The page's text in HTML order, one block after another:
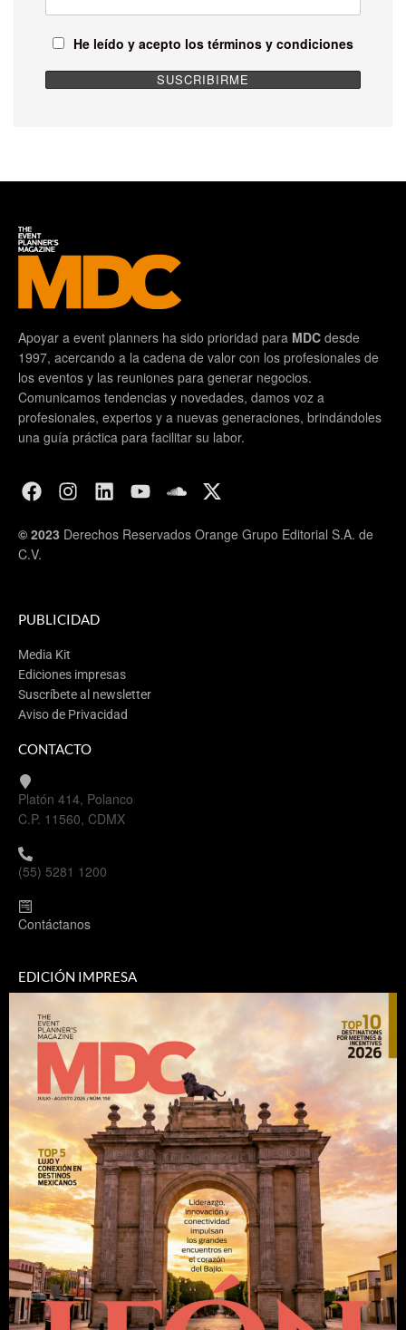
He leído y acepto los términos y condiciones
Apoyar a event planners ha sido prioridad para MDC desde
1997, acercando a la cadena de valor con los profesionales de
los eventos y las reuniones para generar negocios.
Comunicamos tendencias y novedades, damos voz a
profesionales, expertos y a nuevas generaciones, brindándoles
una guía práctica para facilitar su labor.
© 2023 Derechos Reservados Orange Grupo Editorial S.A. de
C.V.
PUBLICIDAD
Media Kit
Ediciones impresas
Suscríbete al newsletter
Aviso de Privacidad
CONTACTO
Platón 414, Polanco
C.P. 11560, CDMX
(55) 5281 1200
Contáctanos
EDICIÓN IMPRESA